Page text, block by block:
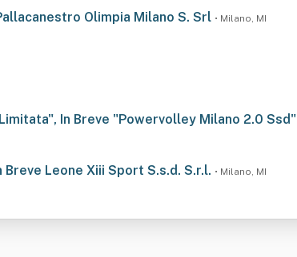
Olimpia Milano S. Srl • Milano, MI
In Breve "Powervolley Milano 2.0 Ssd"
Leone Xiii Sport S.s.d. S.r.l. • Milano, MI